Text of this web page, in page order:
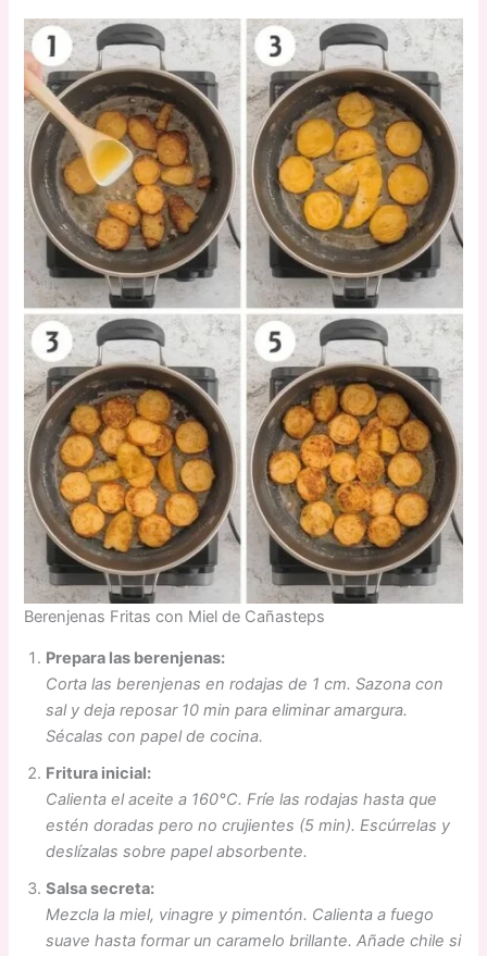
Berenjenas Fritas con Miel de Cañasteps
Prepara las berenjenas:
Corta las berenjenas en rodajas de 1 cm. Sazona con
sal y deja reposar 10 min para eliminar amargura.
Sécalas con papel de cocina.
Fritura inicial:
Calienta el aceite a 160°C. Fríe las rodajas hasta que
estén doradas pero no crujientes (5 min). Escúrrelas y
deslízalas sobre papel absorbente.
Salsa secreta:
Mezcla la miel, vinagre y pimentón. Calienta a fuego
suave hasta formar un caramelo brillante. Añade chile si